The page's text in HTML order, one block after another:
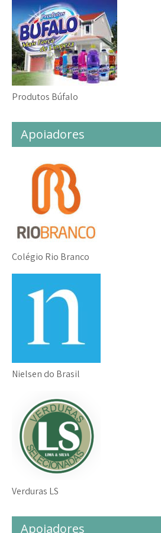
Produtos Búfalo
Apoiadores
Colégio Rio Branco
Nielsen do Brasil
Verduras LS
Apoiadores